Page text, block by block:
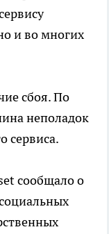
и во многих
сбоя. По
неполадок
сервиса.
сообщало о